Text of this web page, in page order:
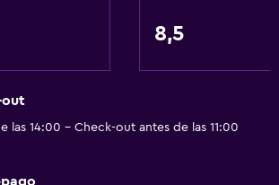
8,5
out
las 14:00 - Check-out antes de las 11:00